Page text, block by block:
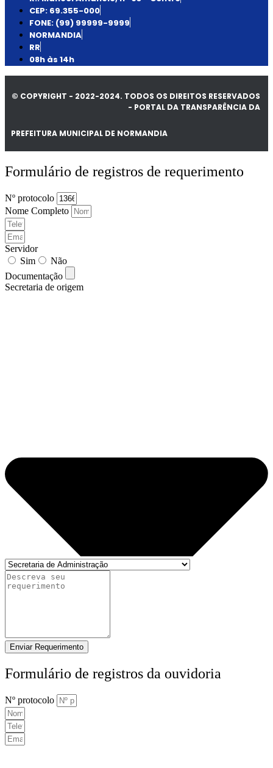
CEP: 69.355-000
FONE: (99) 99999-9999
NORMANDIA
RR
08h às 14h
© COPYRIGHT - 2022-2024. TODOS OS DIREITOS RESERVADOS
- PORTAL DA TRANSPARÊNCIA DA
PREFEITURA MUNICIPAL DE NORMANDIA
Formulário de registros de requerimento
Nº protocolo
Nome Completo
Servidor
Sim
Não
Documentação
Secretaria de origem
Enviar Requerimento
Formulário de registros da ouvidoria
Nº protocolo